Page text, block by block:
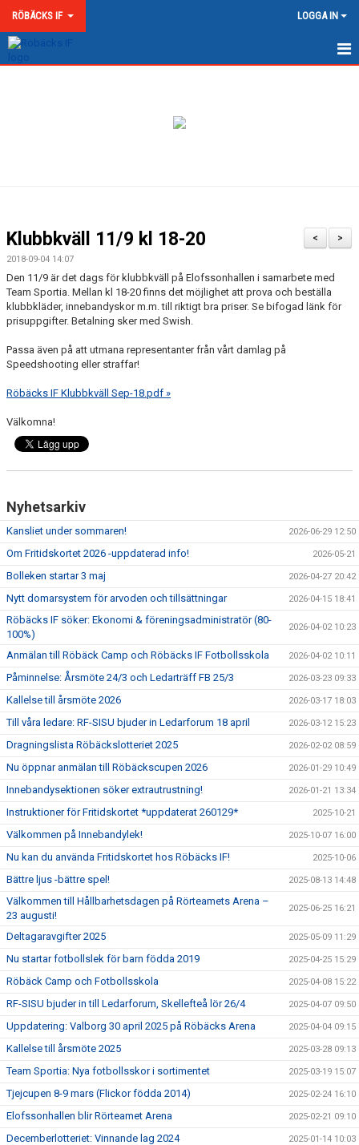
RÖBÄCKS IF LOGGA IN
MATCHER
MEDLEMSKAP & AVGIFTER
RÖBÄCKS ARENA
>
<
Klubbkväll 11/9 kl 18-20
2018-09-04 14:07
Den 11/9 är det dags för klubbkväll på Elofssonhallen i samarbete med
Team Sportia. Mellan kl 18-20 finns det möjlighet att prova och beställa
klubbkläder, innebandyskor m.m. till riktigt bra priser. Se bifogad länk för
prisuppgifter. Betalning sker med Swish.
Passa även på att utmana representanter från vårt damlag på
Speedshooting eller straffar!
Röbäcks IF Klubbkväll Sep-18.pdf »
Välkomna!
Nyhetsarkiv
Kansliet under sommaren! 2026-06-29 12:50
Om Fritidskortet 2026 -uppdaterad info! 2026-05-21
Bolleken startar 3 maj 2026-04-27 20:42
Nytt domarsystem för arvoden och tillsättningar 2026-04-15 18:41
Röbäcks IF söker: Ekonomi & föreningsadministratör (80-
100%)
2026-04-02 10:23
Anmälan till Röbäck Camp och Röbäcks IF Fotbollsskola 2026-04-02 10:11
Påminnelse: Årsmöte 24/3 och Ledarträff FB 25/3 2026-03-23 09:33
Kallelse till årsmöte 2026 2026-03-17 18:03
Till våra ledare: RF-SISU bjuder in Ledarforum 18 april 2026-03-12 15:23
Dragningslista Röbäckslotteriet 2025 2026-02-02 08:59
Nu öppnar anmälan till Röbäckscupen 2026 2026-01-29 10:49
Innebandysektionen söker extrautrustning! 2026-01-21 13:34
Instruktioner för Fritidskortet *uppdaterat 260129* 2025-10-21
Välkommen på Innebandylek! 2025-10-07 16:00
Nu kan du använda Fritidskortet hos Röbäcks IF! 2025-10-06
Bättre ljus -bättre spel! 2025-08-13 14:48
Välkommen till Hållbarhetsdagen på Rörteamets Arena –
23 augusti!
2025-06-25 16:21
Deltagaravgifter 2025 2025-05-09 11:29
Nu startar fotbollslek för barn födda 2019 2025-04-25 15:29
Röbäck Camp och Fotbollsskola 2025-04-08 15:22
RF-SISU bjuder in till Ledarforum, Skellefteå lör 26/4 2025-04-07 09:50
Uppdatering: Valborg 30 april 2025 på Röbäcks Arena 2025-04-04 09:15
Kallelse till årsmöte 2025 2025-03-28 09:13
Team Sportia: Nya fotbollsskor i sortimentet 2025-03-19 15:07
Tjejcupen 8-9 mars (Flickor födda 2014) 2025-02-24 16:10
Elofssonhallen blir Rörteamet Arena 2025-02-21 09:10
Decemberlotteriet: Vinnande lag 2024 2025-01-14 10:03